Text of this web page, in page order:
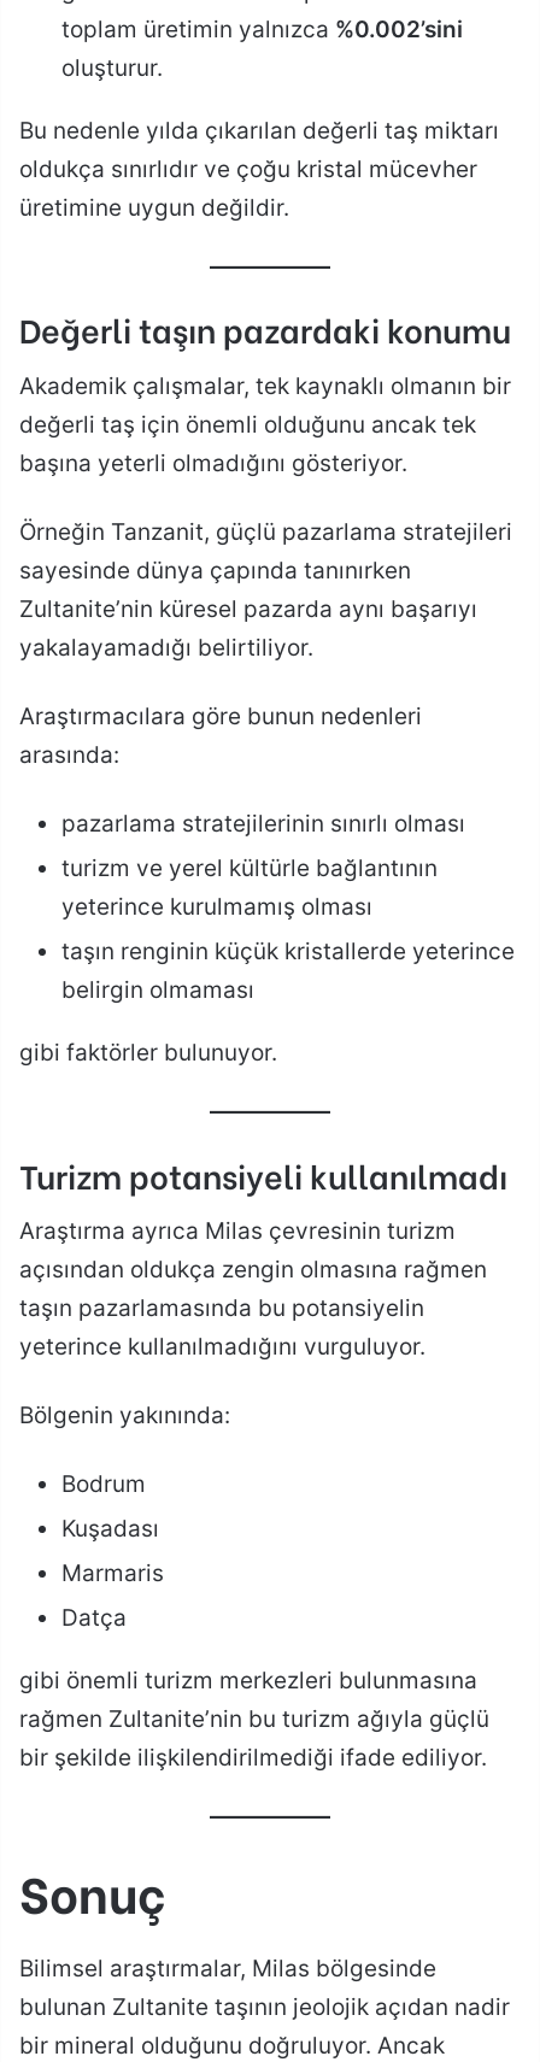
toplam üretimin yalnızca %0.002’sini
oluşturur.
Bu nedenle yılda çıkarılan değerli taş miktarı
oldukça sınırlıdır ve çoğu kristal mücevher
üretimine uygun değildir.
Değerli taşın pazardaki konumu
Akademik çalışmalar, tek kaynaklı olmanın bir
değerli taş için önemli olduğunu ancak tek
başına yeterli olmadığını gösteriyor.
Örneğin Tanzanit, güçlü pazarlama stratejileri
sayesinde dünya çapında tanınırken
Zultanite’nin küresel pazarda aynı başarıyı
yakalayamadığı belirtiliyor.
Araştırmacılara göre bunun nedenleri
arasında:
pazarlama stratejilerinin sınırlı olması
turizm ve yerel kültürle bağlantının
yeterince kurulmamış olması
taşın renginin küçük kristallerde yeterince
belirgin olmaması
gibi faktörler bulunuyor.
Turizm potansiyeli kullanılmadı
Araştırma ayrıca Milas çevresinin turizm
açısından oldukça zengin olmasına rağmen
taşın pazarlamasında bu potansiyelin
yeterince kullanılmadığını vurguluyor.
Bölgenin yakınında:
Bodrum
Kuşadası
Marmaris
Datça
gibi önemli turizm merkezleri bulunmasına
rağmen Zultanite’nin bu turizm ağıyla güçlü
bir şekilde ilişkilendirilmediği ifade ediliyor.
Sonuç
Bilimsel araştırmalar, Milas bölgesinde
bulunan Zultanite taşının jeolojik açıdan nadir
bir mineral olduğunu doğruluyor. Ancak